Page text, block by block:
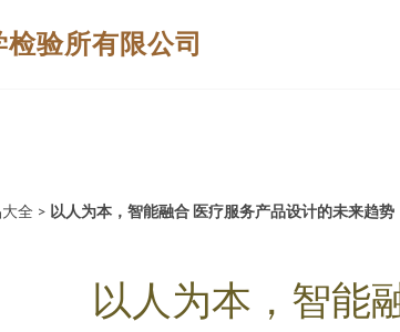
验所有限公司
全 > 以人为本，智能融合 医疗服务产品设计的未来趋势
以人为本，智能